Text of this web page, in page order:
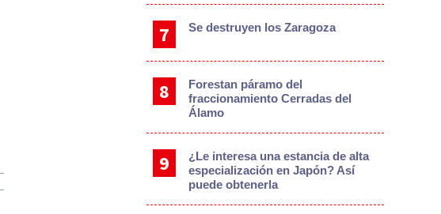
Se destruyen los Zaragoza
Forestan páramo del
fraccionamiento Cerradas del
Álamo
¿Le interesa una estancia de alta
especialización en Japón? Así
puede obtenerla